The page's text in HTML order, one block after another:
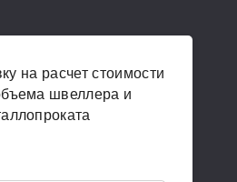
на расчет стоимости
швеллера и